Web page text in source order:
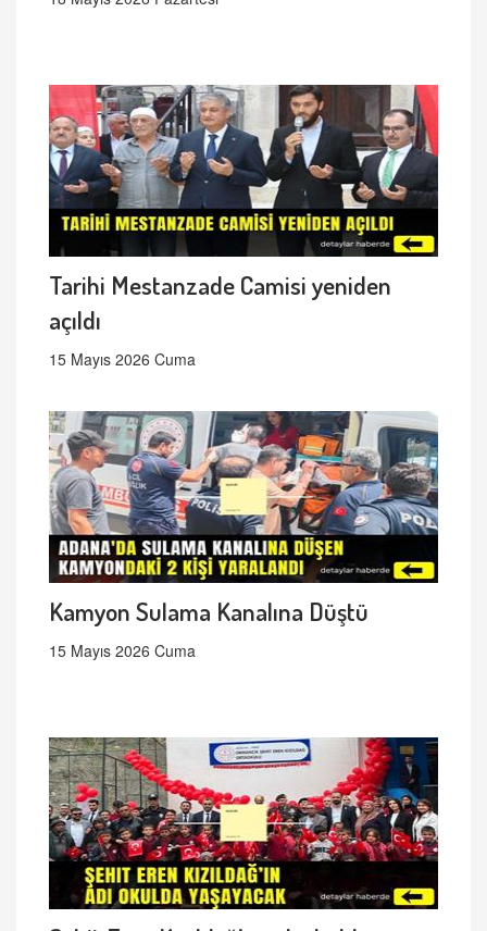
Tarihi Mestanzade Camisi yeniden
açıldı
15 Mayıs 2026 Cuma
Kamyon Sulama Kanalına Düştü
15 Mayıs 2026 Cuma